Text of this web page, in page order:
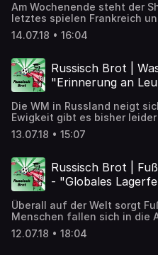
Am Wochenende steht der
letztes spielen Frankreich
Weltmeister-Titel aus. Heute
dafür zu einer Partie
https://detektor.fm/
14.07.18 • 16:04
Russisch Brot |
"Erinnerung an
Die WM in Russland neigt
Ewigkeit gibt es bisher
WM? ➡️ Artikel zum Nachlesen:
https://detektor.fm/
13.07.18 • 15:07
Russisch Brot |
- "Globales
Überall auf der Welt sorgt
Menschen fallen sich in die
weinen und Kinder eifern
Phänomen? ➡️ Artikel zum Nachlesen:
12.07.18 • 18:04